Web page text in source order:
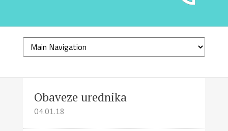
Obaveze urednika
04.01.18